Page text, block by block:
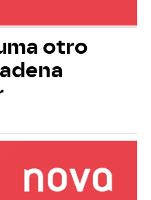
otro